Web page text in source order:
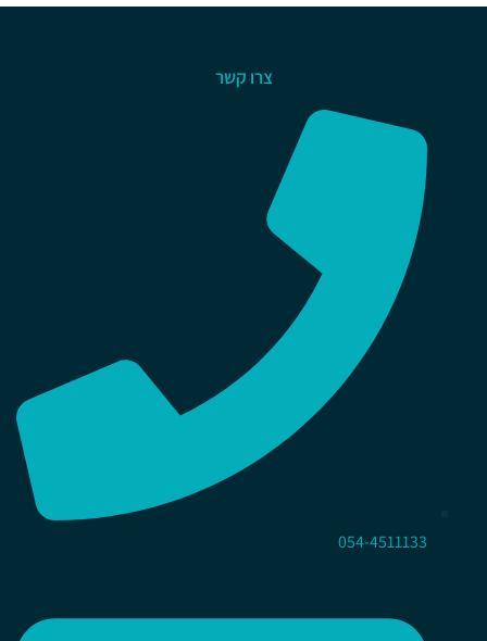
צרו קשר
054-4511133